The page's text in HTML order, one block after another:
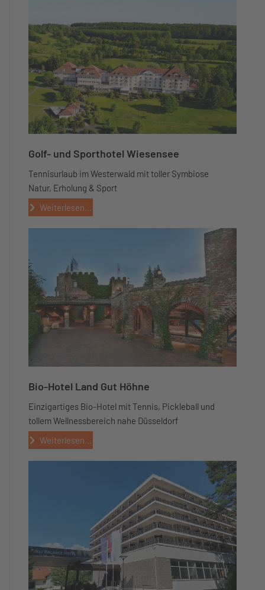
Golf- und Sporthotel Wiesensee
Tennisurlaub im Westerwald mit toller Symbiose
Natur, Erholung & Sport
Weiterlesen...
Bio-Hotel Land Gut Höhne
Einzigartiges Bio-Hotel mit Tennis, Pickleball und
tollem Wellnessbereich nahe Düsseldorf
Weiterlesen...